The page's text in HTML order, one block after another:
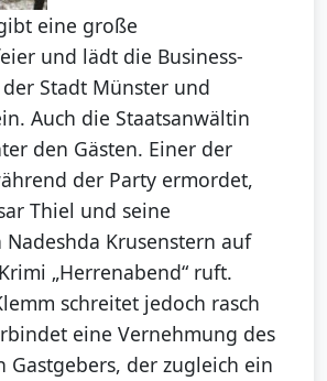
eine große
und lädt die Business-
Stadt Münster und
Auch die Staatsanwältin
den Gästen. Einer der
der Party ermordet,
Thiel und seine
Krusenstern auf
„Herrenabend“ ruft.
schreitet jedoch rasch
eine Vernehmung des
Gastgebers, der zugleich ein